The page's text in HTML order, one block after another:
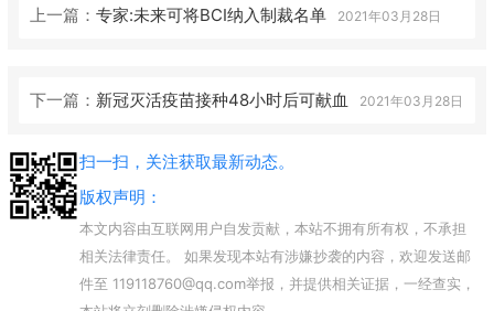
上一篇： 专家:未来可将BCI纳入制裁名单 2021年03月28日
下一篇： 新冠灭活疫苗接种48小时后可献血 2021年03月28日
扫一扫，关注获取最新动态。
版权声明：
本文内容由互联网用户自发贡献，本站不拥有所有权，不承担
相关法律责任。 如果发现本站有涉嫌抄袭的内容，欢迎发送邮
件至 119118760@qq.com举报，并提供相关证据，一经查实，